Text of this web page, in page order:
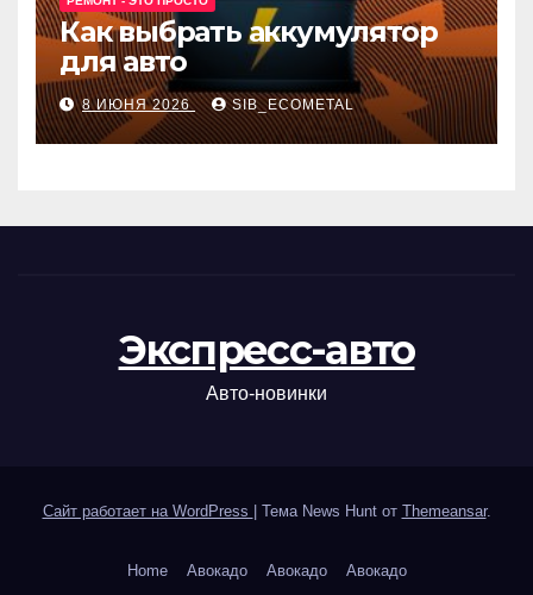
Как выбрать аккумулятор
для авто
8 ИЮНЯ 2026 SIB_ECOMETAL
Экспресс-авто
Авто-новинки
Сайт работает на WordPress Тема News Hunt от Themeansar.
Home Авокадо Авокадо Авокадо